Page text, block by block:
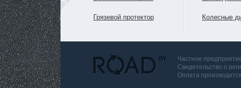
Грязевой протектор Колесные
Частное
Свидетельство о
Оплата